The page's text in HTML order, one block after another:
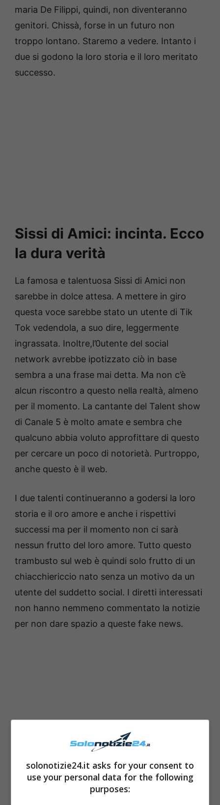
maria De Filippi, quindi, non diventeranno
genitori. Chissà, forse in un futuro non
troppo lontano. Staremo a vedere. Intanto i
due si godono la loro storia e il loro meritato
successo.
Sissi di Amici: incinta. Ecco
la dura verità
La famosa e talentuosa Sissi di Amici non
sarebbe in dolce attesa. A mettere in giro
questa voce sarebbe stato un utente di Tik
Tok vedendola, a suo dire, leggermente
ingrassata. Inoltre,l’0utente del social
network avrebbe ipotizzato ciò in base
sembra a una frase mai detta. Ma non c’è
alcun riscontro a questo nella realtà, almeno
per il momento. La cantante del Talent show
di Canale 5 è molto amate e sembra che
qualcuno abbia voluto approfittare di questo
per cercare un poco di notorietà. Purtroppo,
anche questo è il web.
I due talenti continueranno a godersi la loro
storia e il oro amore e anche i rispettivi
successi ma per il momento non ci sarà
nessun frutto del loro amore. Tutto questo
trambusto sul web è quindi solo frutto di un
chiacchiericcio nato senza un motivo da un
utente del suddetto social. I diretti interessati
non hanno nemmeno commentato la notizie
per non dare spazio a queste fake news.
solonotizie24.it asks for your consent to
use your personal data for the following
purposes: